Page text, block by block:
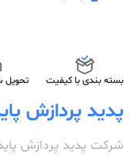
بسته بندی با کیفیت تحویل
پدید پردازش
شرکت پدید پردازش